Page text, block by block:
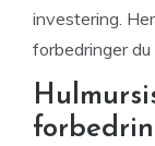
investering.
forbedringer du